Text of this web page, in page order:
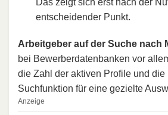
Das zeigt sich erst nach der
entscheidender Punkt.
Arbeitgeber auf der Suche nach
bei Bewerberdatenbanken vor
die Zahl der aktiven Profile und die
Suchfunktion für eine gezielte
Anzeige